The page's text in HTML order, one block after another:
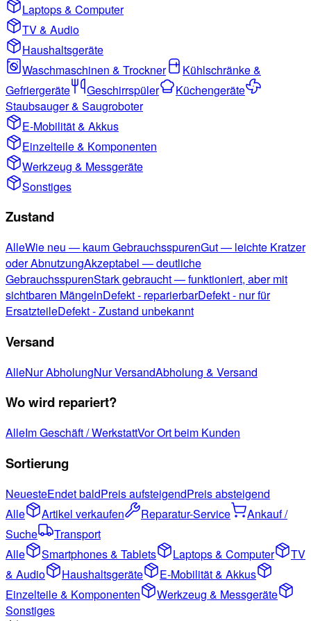
Laptops & Computer
TV & Audio
Haushaltsgeräte
Waschmaschinen & Trockner
Kühlschränke &
Gefriergeräte
Geschirrspüler
Küchengeräte
Staubsauger & Saugroboter
E-Mobilität & Akkus
Einzelteile & Komponenten
Werkzeug & Messgeräte
Sonstiges
Zustand
AlleWie neu — kaum GebrauchsspurenGut — leichte Kratzer
oder AbnutzungAkzeptabel — deutliche
GebrauchsspurenStark gebraucht — funktioniert, aber mit
sichtbaren MängelnDefekt - reparierbarDefekt - nur für
ErsatzteileDefekt - Zustand unbekannt
Versand
AlleNur AbholungNur VersandAbholung & Versand
Wo wird repariert?
AlleIm Geschäft / WerkstattVor Ort beim Kunden
Sortierung
NeuesteEndet baldPreis aufsteigendPreis absteigend
Alle
Artikel verkaufen Reparatur-Service
Ankauf /
Suche
Transport
Alle
Smartphones & Tablets Laptops & Computer
TV
& Audio
Haushaltsgeräte
E-Mobilität & Akkus
Einzelteile & Komponenten
Werkzeug & Messgeräte
Sonstiges